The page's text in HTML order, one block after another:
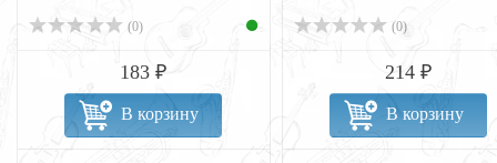
(0)
183 ₽
В корзину
(0)
214 ₽
В корзину